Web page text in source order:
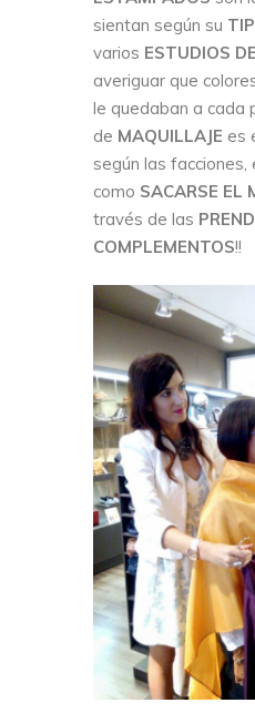
sientan según su
varios ESTUDIOS
averiguar que
le quedaban a cada
de MAQUILLAJE es
según las facciones,
como SACARSE EL
través de las
COMPLEMENTOS!!